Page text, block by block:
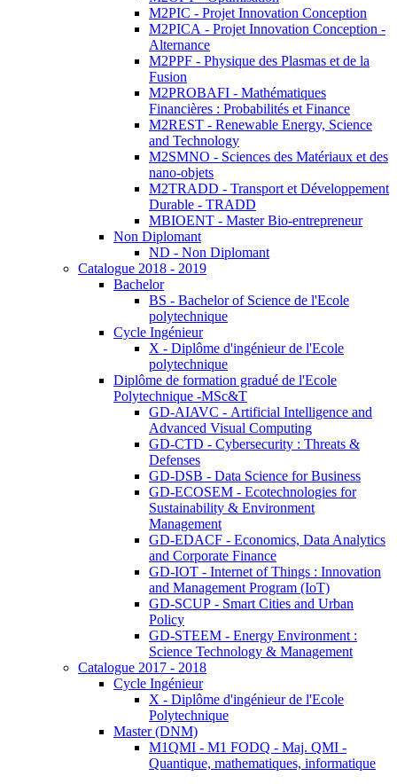
M2PIC - Projet Innovation Conception
M2PICA - Projet Innovation Conception -
Alternance
M2PPF - Physique des Plasmas et de la
Fusion
M2PROBAFI - Mathématiques
Financières : Probabilités et Finance
M2REST - Renewable Energy, Science
and Technology
M2SMNO - Sciences des Matériaux et des
nano-objets
M2TRADD - Transport et Développement
Durable - TRADD
MBIOENT - Master Bio-entrepreneur
Non Diplomant
ND - Non Diplomant
Catalogue 2018 - 2019
Bachelor
BS - Bachelor of Science de l'Ecole
polytechnique
Cycle Ingénieur
X - Diplôme d'ingénieur de l'Ecole
polytechnique
Diplôme de formation gradué de l'Ecole
Polytechnique -MSc&T
GD-AIAVC - Artificial Intelligence and
Advanced Visual Computing
GD-CTD - Cybersecurity : Threats &
Defenses
GD-DSB - Data Science for Business
GD-ECOSEM - Ecotechnologies for
Sustainability & Environment
Management
GD-EDACF - Economics, Data Analytics
and Corporate Finance
GD-IOT - Internet of Things : Innovation
and Management Program (IoT)
GD-SCUP - Smart Cities and Urban
Policy
GD-STEEM - Energy Environment :
Science Technology & Management
Catalogue 2017 - 2018
Cycle Ingénieur
X - Diplôme d'ingénieur de l'Ecole
Polytechnique
Master (DNM)
M1QMI - M1 FODQ - Maj. QMI -
Quantique, mathematiques, informatique